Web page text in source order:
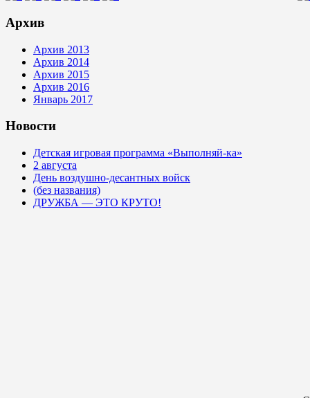
Архив
Архив 2013
Архив 2014
Архив 2015
Архив 2016
Январь 2017
Новости
Детская игровая программа «Выполняй-ка»
2 августа
День воздушно-десантных войск
(без названия)
ДРУЖБА — ЭТО КРУТО!